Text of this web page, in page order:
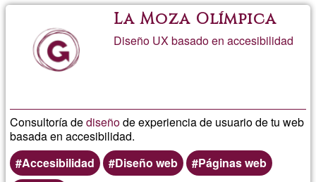
La Moza Olímpica
Diseño UX basado en accesibilidad
Consultoría dediseñode experiencia de usuario de tu web
basada en accesibilidad.
Accesibilidad
Diseño web
Páginas web